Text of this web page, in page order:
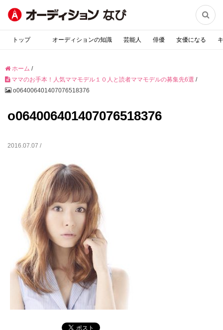

トップ オーディションの知識 芸能人 俳優 女優になる
ホーム /
ママのお手本！人気ママモデル１０人と読者ママモデルの募集先6選 /
o064006401407076518376
o064006401407076518376
2016.07.07 /